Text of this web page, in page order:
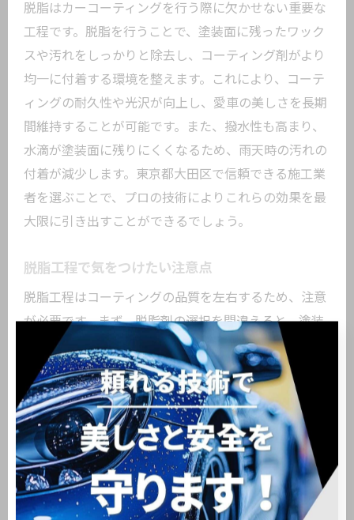
脱脂はカーコーティングを行う際に欠かせない重要な
工程です。脱脂を行うことで、塗装面に残ったワック
スや汚れをしっかりと除去し、コーティング剤がより
均一に付着する環境を整えます。これにより、コーテ
ィングの耐久性や光沢が向上し、愛車の美しさを長期
間維持することが可能です。また、撥水性も高まり、
水滴が塗装面に残りにくくなるため、雨天時の汚れの
付着が減少します。東京都大田区で信頼できる施工業
者を選ぶことで、プロの技術によりこれらの効果を最
大限に引き出すことができるでしょう。
脱脂工程で気をつけたい注意点
脱脂工程はコーティングの品質を左右するため、注意
が必要です。まず、脱脂剤の選択を間違えると、塗装
面にダメージを与えるリスクがあります。強すぎる脱
脂剤は塗装を剥がす恐れがあるため、適切な製品を使
用することが重要です。また、脱脂は広い範囲を一度
に行うのではなく、部分的に進めることで、ムラや液
だれを防ぎます。さらに、作業環境も重要で、湿度が
高いと脱脂剤の乾燥が遅れることがあるため、乾燥が
早い晴天の日を選ぶと良いでしょう。このような注意
点を押さえることで、脱脂によるコーティングの効果